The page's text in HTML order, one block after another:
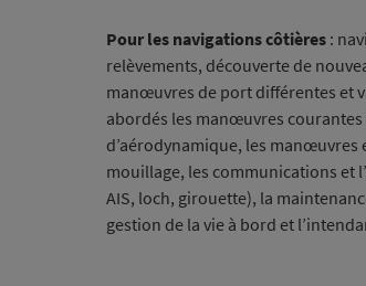
Pour les navigations côtières :
relèvements, découverte de
manœuvres de port différentes et
abordés les manœuvres
d’aérodynamique, les manœuvres
mouillage, les communications et
AIS, loch, girouette), la
gestion de la vie à bord et